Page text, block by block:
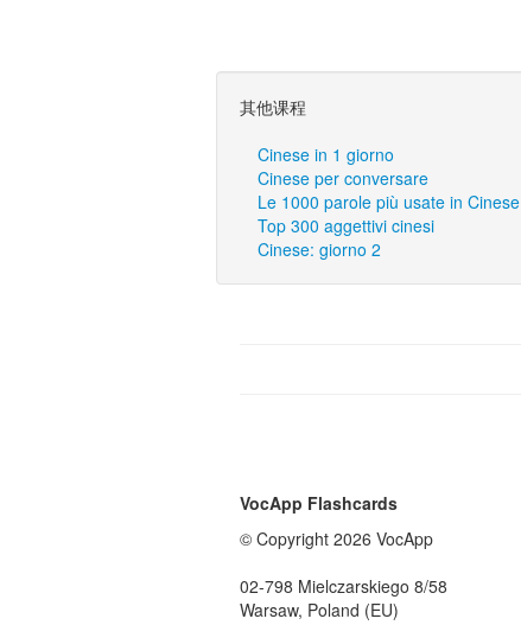
其他课程
Cinese in 1 giorno
Cinese per conversare
Le 1000 parole più usate in Cinese
Top 300 aggettivi cinesi
Cinese: giorno 2
VocApp Flashcards
© Copyright 2026 VocApp
02-798 Mielczarskiego 8/58
Warsaw, Poland (EU)